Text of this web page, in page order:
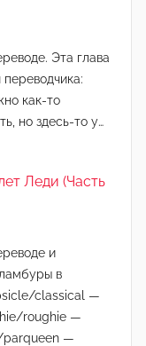
Эта глава
как-то
но здесь-то у…
Леди (Часть
и
в
classical —
roughie —
parqueen —